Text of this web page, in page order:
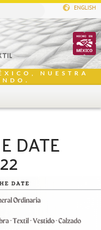
ENGLISH
NUESTRA
DATE